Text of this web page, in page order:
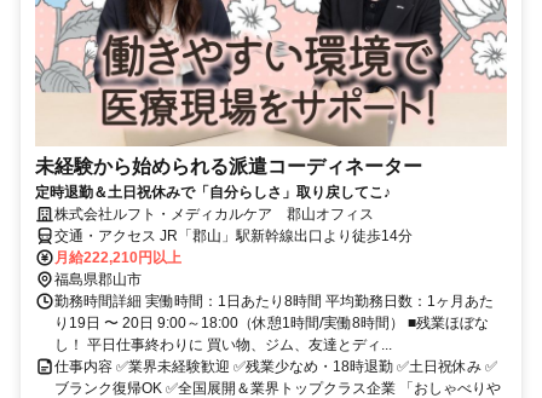
未経験から始められる派遣コーディネーター
定時退勤＆土日祝休みで「自分らしさ」取り戻してこ♪
株式会社ルフト・メディカルケア 郡山オフィス
交通・アクセス JR「郡山」駅新幹線出口より徒歩14分
月給222,210円以上
福島県郡山市
勤務時間詳細 実働時間：1日あたり8時間 平均勤務日数：1ヶ月あた
り19日 〜 20日 9:00～18:00（休憩1時間/実働8時間） ■残業ほぼな
し！ 平日仕事終わりに 買い物、ジム、友達とディ...
仕事内容 ✅業界未経験歓迎 ✅残業少なめ・18時退勤 ✅土日祝休み ✅
ブランク復帰OK ✅全国展開＆業界トップクラス企業 「おしゃべりや